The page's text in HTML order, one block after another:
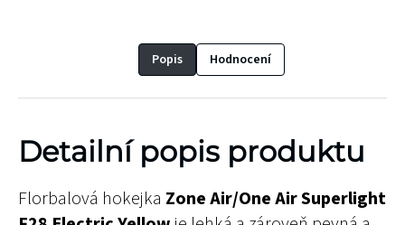
Popis Hodnocení
Detailní popis produktu
Florbalová hokejka Zone Air/One Air Superlight